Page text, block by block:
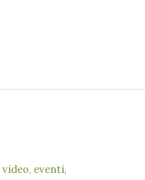
eventi,